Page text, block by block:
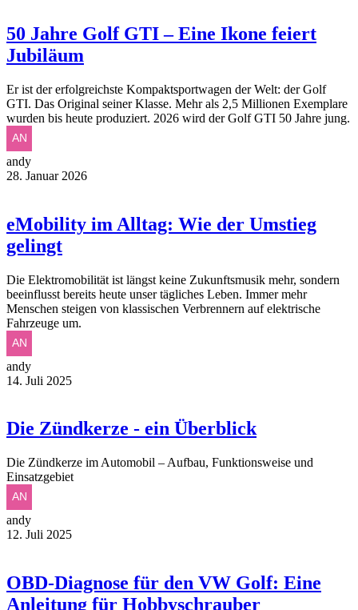
50 Jahre Golf GTI – Eine Ikone feiert
Jubiläum
Er ist der erfolgreichste Kompaktsportwagen der Welt: der Golf
GTI. Das Original seiner Klasse. Mehr als 2,5 Millionen Exemplare
wurden bis heute produziert. 2026 wird der Golf GTI 50 Jahre jung.
andy
28. Januar 2026
eMobility im Alltag: Wie der Umstieg
gelingt
Die Elektromobilität ist längst keine Zukunftsmusik mehr, sondern
beeinflusst bereits heute unser tägliches Leben. Immer mehr
Menschen steigen von klassischen Verbrennern auf elektrische
Fahrzeuge um.
andy
14. Juli 2025
Die Zündkerze - ein Überblick
Die Zündkerze im Automobil – Aufbau, Funktionsweise und
Einsatzgebiet
andy
12. Juli 2025
OBD-Diagnose für den VW Golf: Eine
Anleitung für Hobbyschrauber